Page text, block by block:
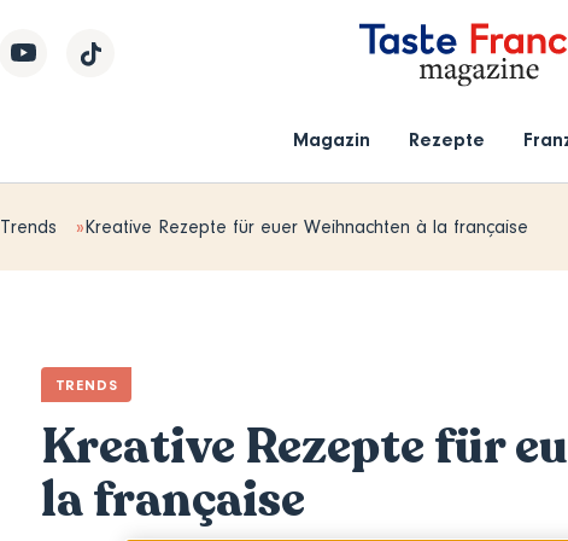
Magazin Rezepte
Trends Kreative Rezepte für euer Weihnachten à la française
TRENDS
Kreative Rezepte für
la française